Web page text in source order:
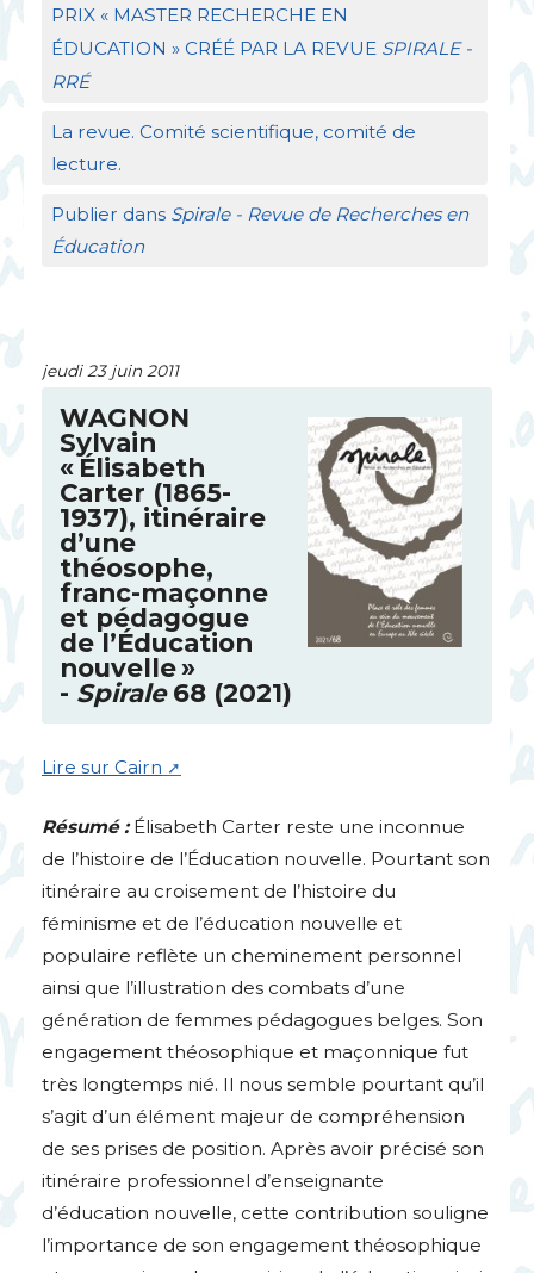
PRIX« MASTER RECHERCHE EN
ÉDUCATION » CRÉÉ PAR LA REVUE SPIRALE-
RRÉ
La revue. Comité scientifique, comité de
lecture.
Publier dans Spirale - Revue de Recherches en
Éducation
jeudi 23 juin 2011
WAGNON
Sylvain
«Élisabeth
Carter (1865-
1937), itinéraire
d’une
théosophe,
franc-maçonne
et pédagogue
de l’Éducation
nouvelle»
- Spirale68 (2021)
Lire sur Cairn
Résumé : Élisabeth Carter reste une inconnue
de l’histoire de l’Éducation nouvelle. Pourtant son
itinéraire au croisement de l’histoire du
féminisme et de l’éducation nouvelle et
populaire reflète un cheminement personnel
ainsi que l’illustration des combats d’une
génération de femmes pédagogues belges. Son
engagement théosophique et maçonnique fut
très longtemps nié. Il nous semble pourtant qu’il
s’agit d’un élément majeur de compréhension
de ses prises de position. Après avoir précisé son
itinéraire professionnel d’enseignante
d’éducation nouvelle, cette contribution souligne
l’importance de son engagement théosophique